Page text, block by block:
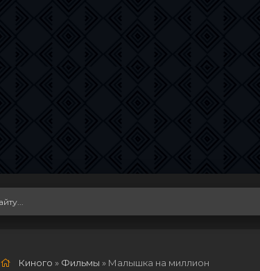
Киного » Фильмы » Малышка на миллион